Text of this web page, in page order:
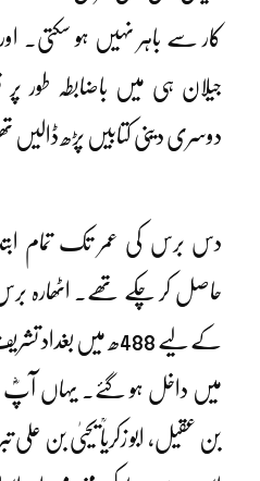
کار سے باہر نہیں ہو
جیلان ہی میں باضابطہ طور پر
دوسری دینی کتابیں پڑھ ڈالیں
دس برس کی عمر تک تمام
حاصل کر چکے تھے۔ اٹھارہ
کے لیے 488ھ میں
میں داخل ہو گئے۔ یہاں آپؓ
بن عقیل، ابو زکریاؒ یحییٰ بن علی